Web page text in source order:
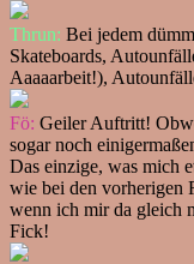
Thrun: Bei jedem
Skateboards,
Aaaaarbeit!),
Fö: Geiler Auftritt!
sogar noch
Das einzige, was mich
wie bei den vorherigen
wenn ich mir da gleich
Fick!